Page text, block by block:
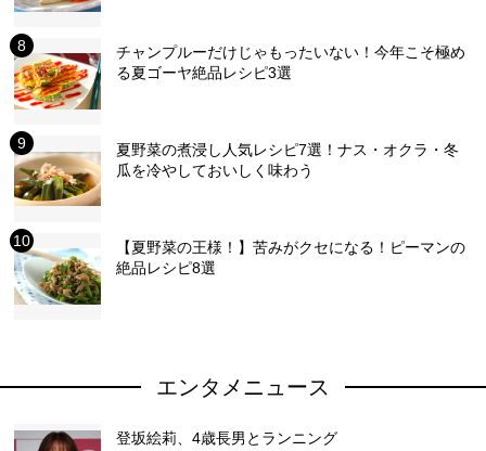
チャンプルーだけじゃもったいない！今年こそ極め
る夏ゴーヤ絶品レシピ3選
夏野菜の煮浸し人気レシピ7選！ナス・オクラ・冬
瓜を冷やしておいしく味わう
【夏野菜の王様！】苦みがクセになる！ピーマンの
絶品レシピ8選
エンタメニュース
登坂絵莉、4歳長男とランニング